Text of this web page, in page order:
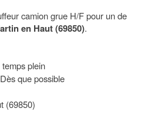
camion grue H/F pour un de
en Haut (69850).
plein
Dès que possible
(69850)